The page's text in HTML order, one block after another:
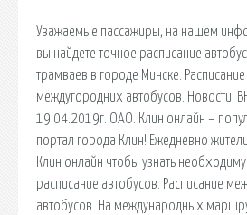
Уважаемые пассажиры, на нашем
вы найдете точное расписание
трамваев в городе Минске.
междугородних автобусов. Новости.
19.04.2019г. ОАО. Клин онлайн –
портал города Клин! Ежедневно
Клин онлайн чтобы узнать
расписание автобусов. Расписание
автобусов. На международных